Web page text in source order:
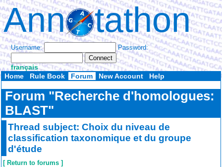
Ann tathon
Username: Password:
français
Home
Rule Book Forum New Account Help
Forum "Recherche d'homologues:
BLAST"
Thread subject: Choix du niveau de
classification taxonomique et du groupe
d'étude
[ Return to forums ]